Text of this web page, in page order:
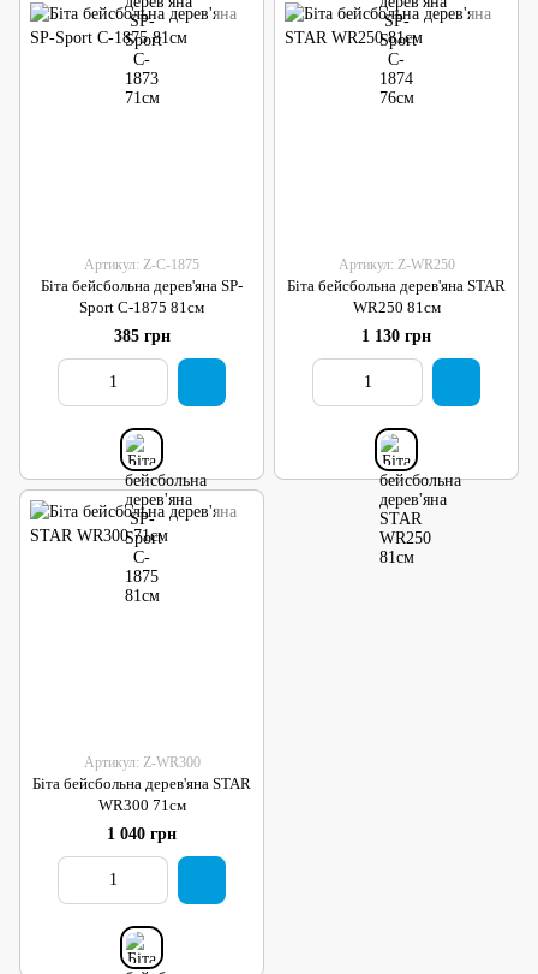
Артикул: Z-C-1875
Біта бейсбольна дерев'яна SP-
Sport C-1875 81см
385 грн
Артикул: Z-WR250
Біта бейсбольна дерев'яна STAR
WR250 81см
1 130 грн
Артикул: Z-WR300
Біта бейсбольна дерев'яна STAR
WR300 71см
1 040 грн